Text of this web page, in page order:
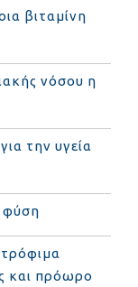
βιταμίνη
νόσου η
την υγεία
φύση
και πρόωρο